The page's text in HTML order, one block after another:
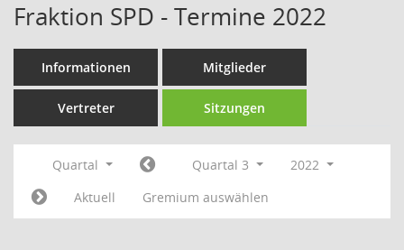
Fraktion SPD - Termine 2022
Informationen Mitglieder
Vertreter Sitzungen
Quartal Quartal 3
2022
Aktuell
Gremium auswählen